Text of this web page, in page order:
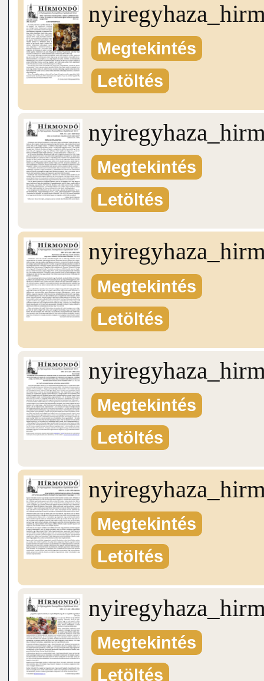
Megtekintés
Letöltés
Megtekintés
Letöltés
Megtekintés
Letöltés
Megtekintés
Letöltés
Megtekintés
Letöltés
Megtekintés
Letöltés